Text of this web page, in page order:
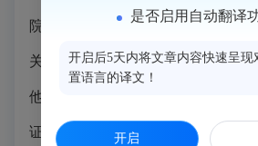
院、人民检察院、公安和安全部门
关系，持单位介绍信可以查阅婚姻
他诉讼代理人在诉讼过程中，持受
证明材料及本人有效证件可以查阅
是否启用自动翻译
开启后5天内将文章内容快速呈现
置语言的译文！
开启